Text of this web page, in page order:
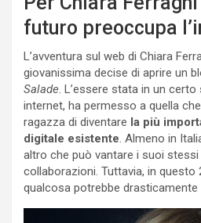
futuro preoccupa
L’avventura sul web di Chiara
giovanissima decise di aprire un
Salade. L’essere stata in un
internet, ha permesso a quella
ragazza di diventare la più
digitale esistente. Almeno in
altro che può vantare i suoi
collaborazioni. Tuttavia, in questo
qualcosa potrebbe drasticamente